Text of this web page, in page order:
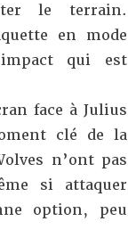
le terrain.
en mode
qui est
face à Julius
clé de la
n’ont pas
si attaquer
option, peu